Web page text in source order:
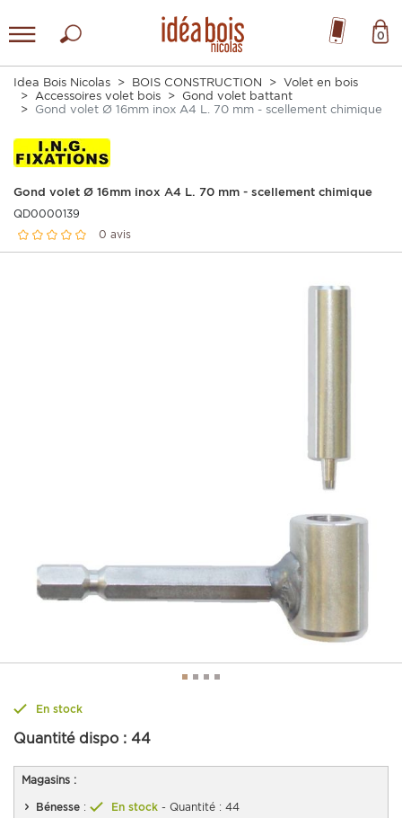
0
Idea Bois Nicolas BOIS CONSTRUCTION
Volet en bois
Accessoires volet bois
Gond volet battant
Gond volet Ø 16mm inox A4 L. 70 mm - scellement chimique
Gond volet Ø 16mm inox A4 L. 70 mm - scellement chimique
QD0000139
0 avis
En stock
Quantité dispo : 44
Magasins :
Bénesse : En stock - Quantité : 44